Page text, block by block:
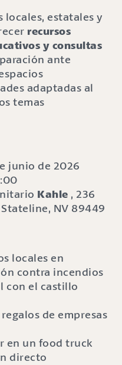
locales, estatales y
recursos
y consultas
ante
adaptadas al
temas
junio de 2026
Kahle , 236
NV 89449
locales en
contra incendios
con el castillo
de empresas
en un food truck
directo